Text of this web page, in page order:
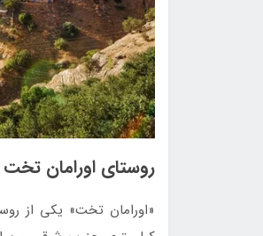
روستای اورامان تخت